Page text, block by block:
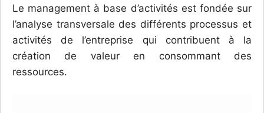
Le management à base d’activités est fondée sur
l’analyse transversale des différents processus et
activités de l’entreprise qui contribuent à la
création de valeur en consommant des
ressources.